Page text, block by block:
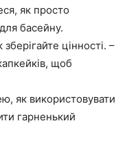
як просто
басейну.
цінності. –
щоб
як використовувати
гарненький